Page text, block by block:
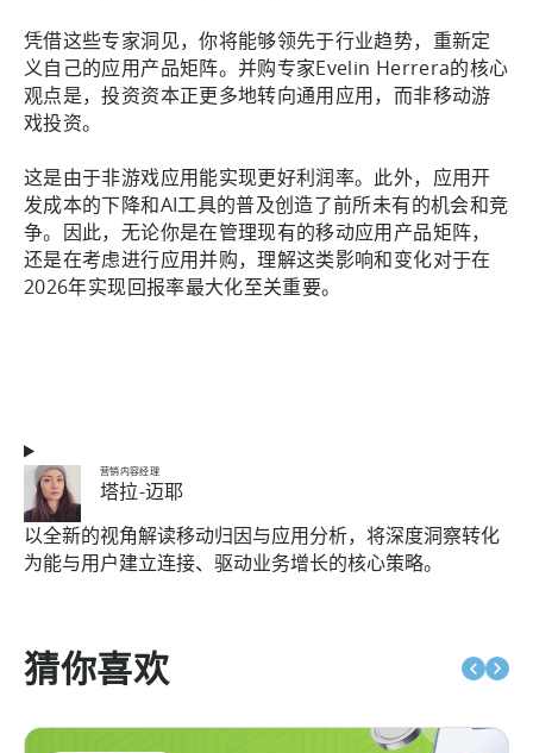
凭借这些专家洞见，你将能够领先于行业趋势，重新定
义自己的应用产品矩阵。并购专家Evelin Herrera的核心
观点是，投资资本正更多地转向通用应用，而非移动游
戏投资。
这是由于非游戏应用能实现更好利润率。此外，应用开
发成本的下降和AI工具的普及创造了前所未有的机会和竞
争。因此，无论你是在管理现有的移动应用产品矩阵，
还是在考虑进行应用并购，理解这类影响和变化对于在
2026年实现回报率最大化至关重要。
营销内容经理
塔拉-迈耶
以全新的视角解读移动归因与应用分析，将深度洞察转化
为能与用户建立连接、驱动业务增长的核心策略。
猜你喜欢